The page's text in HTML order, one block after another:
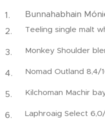
Bunnahabhain
Teeling single malt
Monkey Shoulder
Nomad Outland 8,4/
Kilchoman Machir
Laphroaig Select